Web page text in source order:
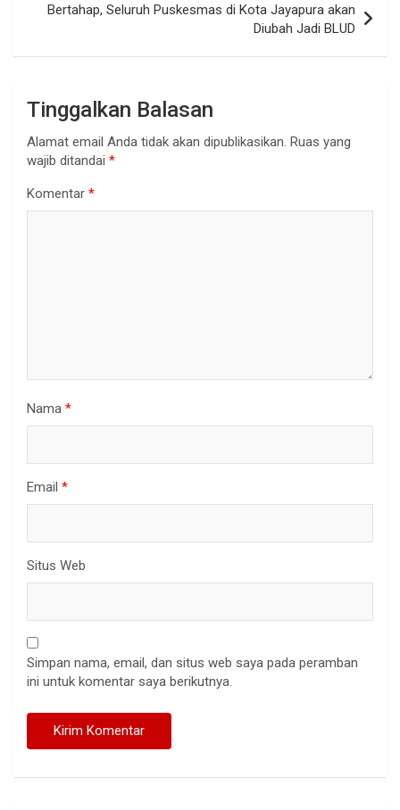
Bertahap, Seluruh Puskesmas di Kota Jayapura akan
Diubah Jadi BLUD
Tinggalkan Balasan
Alamat email Anda tidak akan dipublikasikan. Ruas yang
wajib ditandai *
Komentar *
Nama *
Email *
Situs Web
Simpan nama, email, dan situs web saya pada peramban
ini untuk komentar saya berikutnya.